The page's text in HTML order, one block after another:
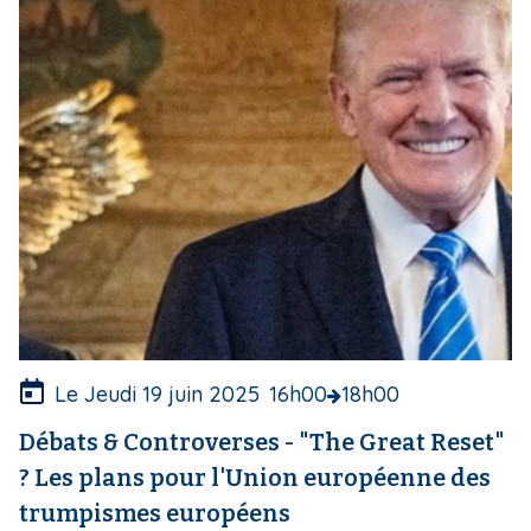
g
d
e
c
o
u
v
e
r
t
u
r
e
Le Jeudi 19 juin 2025 16h00 18h00
Débats & Controverses - "The Great Reset"
? Les plans pour l'Union européenne des
trumpismes européens